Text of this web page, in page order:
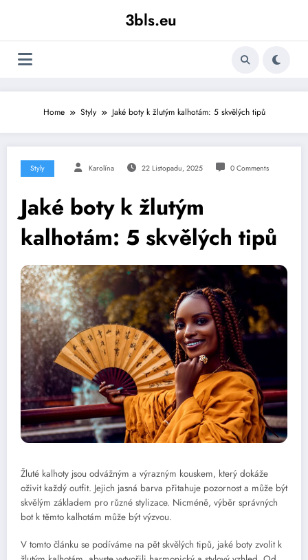
3bls.eu
Home Styly Jaké boty k žlutým kalhotám: 5 skvělých tipů
Styly Karolína 22 Listopadu, 2025 0 Comments
Jaké boty k žlutým
kalhotám: 5 skvělých tipů
Žluté kalhoty jsou odvážným a výrazným kouskem, který dokáže
oživit každý outfit. Jejich jasná barva přitahuje pozornost a může být
skvělým základem pro různé stylizace. Nicméně, výběr správných
bot k těmto kalhotám může být výzvou.
V tomto článku se podíváme na pět skvělých tipů, jaké boty zvolit k